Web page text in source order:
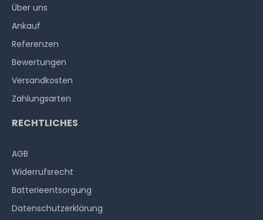
Über uns
Ankauf
Referenzen
Bewertungen
Versandkosten
Zahlungsarten
RECHTLICHES
AGB
Widerrufs­recht
Batterieentsorgung
Datenschutzerklärung